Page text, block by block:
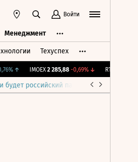
Войти
Менеджмент
Техуспех
↑ IMOEX 2 285,88 -0,69%↓ RTSI
российский парламент